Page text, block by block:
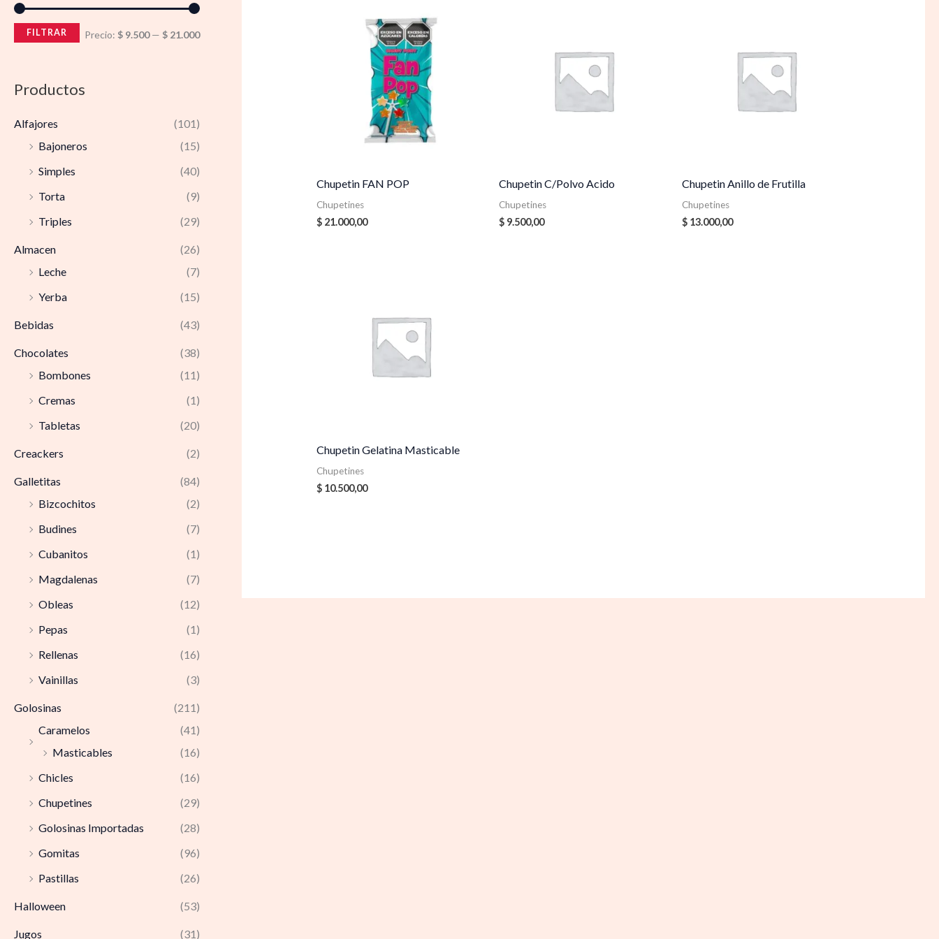
FILTRAR Precio: $ 9.500— $ 21.000
Productos
Alfajores
(101)
Bajoneros
(15)
Simples
(40)
Torta
(9)
Triples
(29)
Almacen
(26)
Leche
(7)
Yerba
(15)
Bebidas (43)
Chocolates
(38)
Bombones
(11)
Cremas
(1)
Tabletas
(20)
Creackers (2)
Galletitas
(84)
Bizcochitos
(2)
Budines
(7)
Cubanitos
(1)
Magdalenas
(7)
Obleas
(12)
Pepas
(1)
Rellenas
(16)
Vainillas
(3)
Golosinas
(211)
Caramelos
(41)
Masticables
(16)
Chicles
(16)
Chupetines
(29)
Golosinas Importadas
(28)
Gomitas
(96)
Pastillas
(26)
Halloween (53)
Jugos (31)
Chupetin FAN POP
Chupetines
$21.000,00
Chupetin C/Polvo Acido
Chupetines
$ 9.500,00
Chupetin Anillo de Frutilla
Chupetines
$13.000,00
Chupetin Gelatina Masticable
Chupetines
$10.500,00